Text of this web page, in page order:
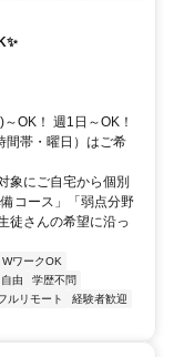
OK！ 週1日～OK！
間帯・曜日）はご希
象にご自宅から個別
コース」「弱点分野
徒さんの希望に沿っ
ワークOK
由
学歴不問
ルリモート
経験者歓迎